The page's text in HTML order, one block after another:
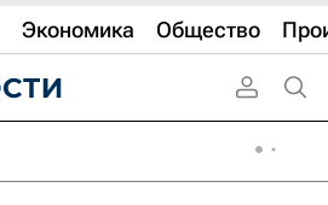
Экономика Общество